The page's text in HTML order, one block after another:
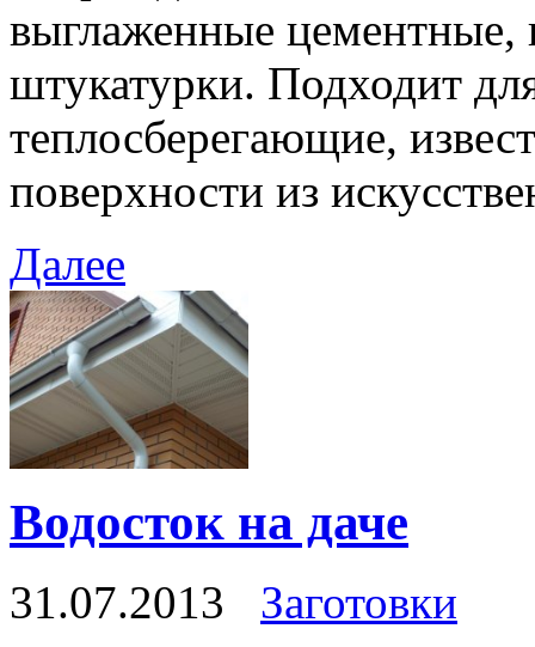
выглаженные цементные,
штукатурки. Подходит
теплосберегающие,
поверхности из
Далее
Водосток на даче
31.07.2013
Заготовки